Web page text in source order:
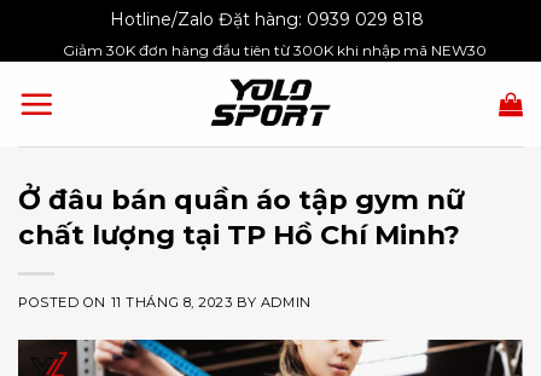
Hotline/Zalo Đặt hàng: 0939 029 818
Giảm 30K đơn hàng đầu tiên từ 300K khi nhập mã NEW30
Ở đâu bán quần áo tập gym nữ
chất lượng tại TP Hồ Chí Minh?
POSTED ON 11 THÁNG 8, 2023 BY ADMIN